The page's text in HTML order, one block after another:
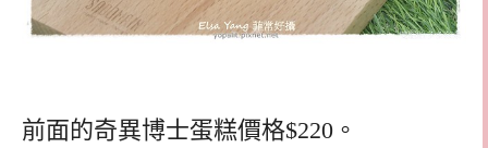
前面的奇異博士蛋糕價格$220。